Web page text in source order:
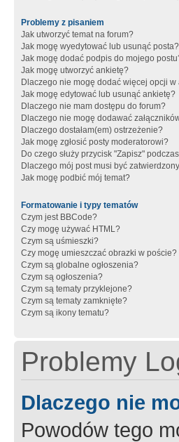
Problemy z pisaniem
Jak utworzyć temat na forum?
Jak mogę wyedytować lub usunąć posta?
Jak mogę dodać podpis do mojego
Jak mogę utworzyć ankietę?
Dlaczego nie mogę dodać więcej opcji w
Jak mogę edytować lub usunąć ankietę?
Dlaczego nie mam dostępu do forum?
Dlaczego nie mogę dodawać
Dlaczego dostałam(em) ostrzeżenie?
Jak mogę zgłosić posty moderatorowi?
Do czego służy przycisk "Zapisz"
Dlaczego mój post musi być
Jak mogę podbić mój temat?
Formatowanie i typy tematów
Czym jest BBCode?
Czy mogę używać HTML?
Czym są uśmieszki?
Czy mogę umieszczać obrazki w poście?
Czym są globalne ogłoszenia?
Czym są ogłoszenia?
Czym są tematy przyklejone?
Czym są tematy zamknięte?
Czym są ikony tematu?
Problemy
Dlaczego nie
Powodów tego